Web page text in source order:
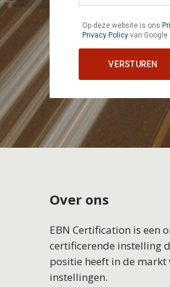
Op deze website is ons
Privacy Policy van
Over ons
EBN Certification is een
certificerende instelling
positie heeft in de markt
instellingen.